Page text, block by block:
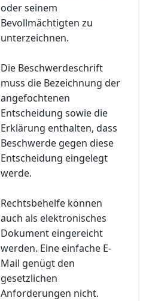
oder seinem
Bevollmächtigten zu
unterzeichnen.
Die Beschwerdeschrift
muss die Bezeichnung der
angefochtenen
Entscheidung sowie die
Erklärung enthalten, dass
Beschwerde gegen diese
Entscheidung eingelegt
werde.
Rechtsbehelfe können
auch als elektronisches
Dokument eingereicht
werden. Eine einfache E-
Mail genügt den
gesetzlichen
Anforderungen nicht.